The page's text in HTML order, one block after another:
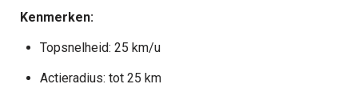
Kenmerken:
Topsnelheid: 25 km/u
Actieradius: tot 25 km